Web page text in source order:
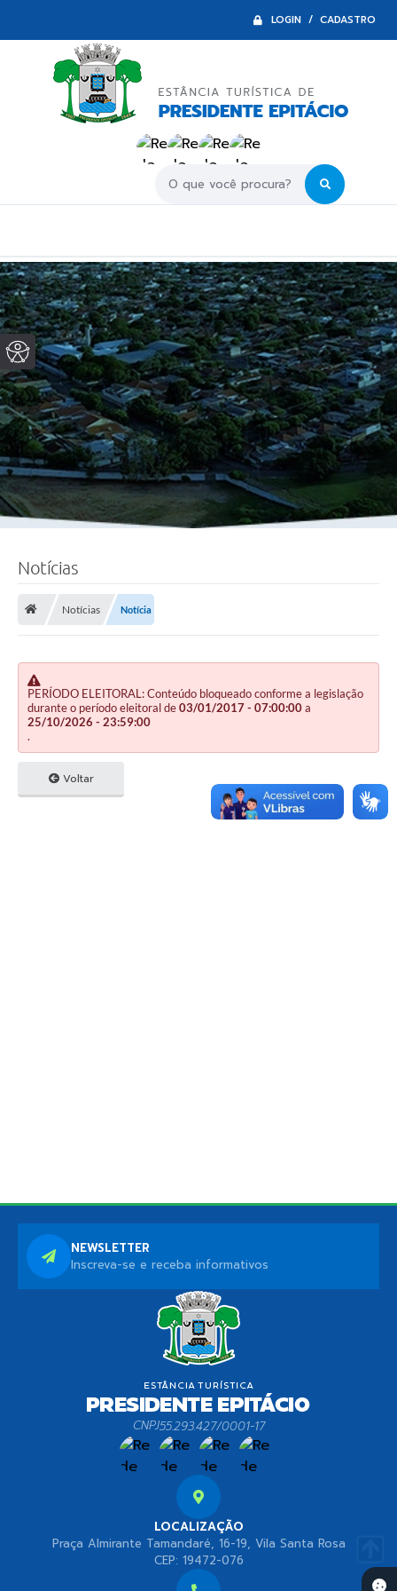
LOGIN / CADASTRO
Notícias
Notícias Notícia
PERÍODO ELEITORAL: Conteúdo bloqueado conforme a legislação
durante o período eleitoral de03/01/2017 - 07:00:00a
25/10/2026 - 23:59:00
.
Voltar
LOCALIZAÇÃO
Praça Almirante Tamandaré, 16-19, Vila Santa Rosa
CEP: 19472-076
CNPJ55.293.427/0001-17
NEWSLETTER
Inscreva-se e receba informativos